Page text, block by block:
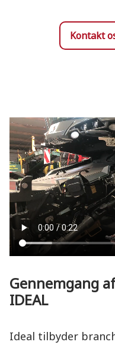
Kontakt
Gennemgang
IDEAL
Ideal tilbyder